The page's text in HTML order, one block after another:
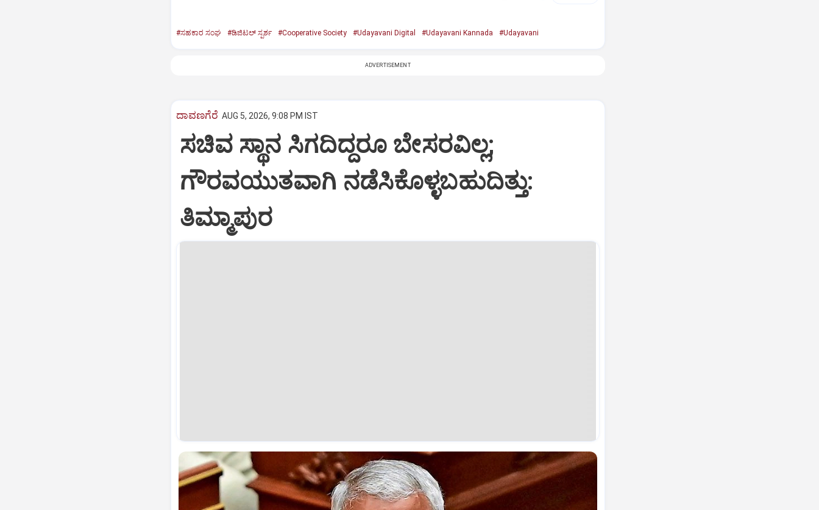
#ಸಹಕಾರ ಸಂಘ #ಡಿಜಿಟಲ್‌ ಸ್ಪರ್ಶ #Cooperative Society #Udayavani Digital #Udayavani Kannada #Udayavani
ADVERTISEMENT
ದಾವಣಗೆರೆ AUG 5, 2026, 9:08 PM IST
ಸಚಿವ ಸ್ಥಾನ ಸಿಗದಿದ್ದರೂ ಬೇಸರವಿಲ್ಲ;
ಗೌರವಯುತವಾಗಿ ನಡೆಸಿಕೊಳ್ಳಬಹುದಿತ್ತು:
ತಿಮ್ಮಾಪುರ